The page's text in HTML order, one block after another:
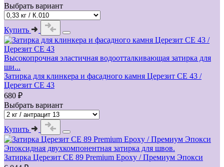
Выбрать вариант
Купить
Высокопрочная эластичная водоотталкивающая затирка для
ши...
Затирка для клинкера и фасадного камня Церезит CE 43 /
Церезит СЕ 43
680 ₽
Выбрать вариант
Купить
Эпоксидная двухкомпонентная затирка для швов.
Затирка Церезит CE 89 Premium Epoxy / Премиум Эпокси